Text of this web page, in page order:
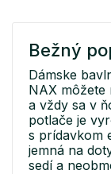
Bežný
Dámske
NAX môžete
a vždy sa v
potlače je
s prídavkom
jemná na
sedí a